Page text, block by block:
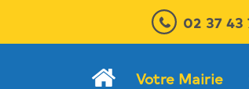
02 37 43
Votre Mairie